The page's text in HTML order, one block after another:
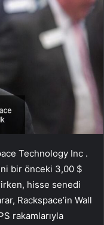
Technology Inc .
bir önceki 3,00 $
hisse senedi
Rackspace’in Wall
rakamlarıyla